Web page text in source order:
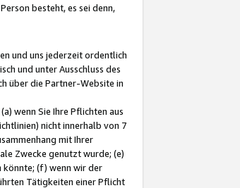
besteht, es sei denn,
und uns jederzeit ordentlich
und unter Ausschluss des
über die Partner-Website in
wenn Sie Ihre Pflichten aus
nicht innerhalb von 7
mit Ihrer
Zwecke genutzt wurde; (e)
könnte; (f) wenn wir der
Tätigkeiten einer Pflicht